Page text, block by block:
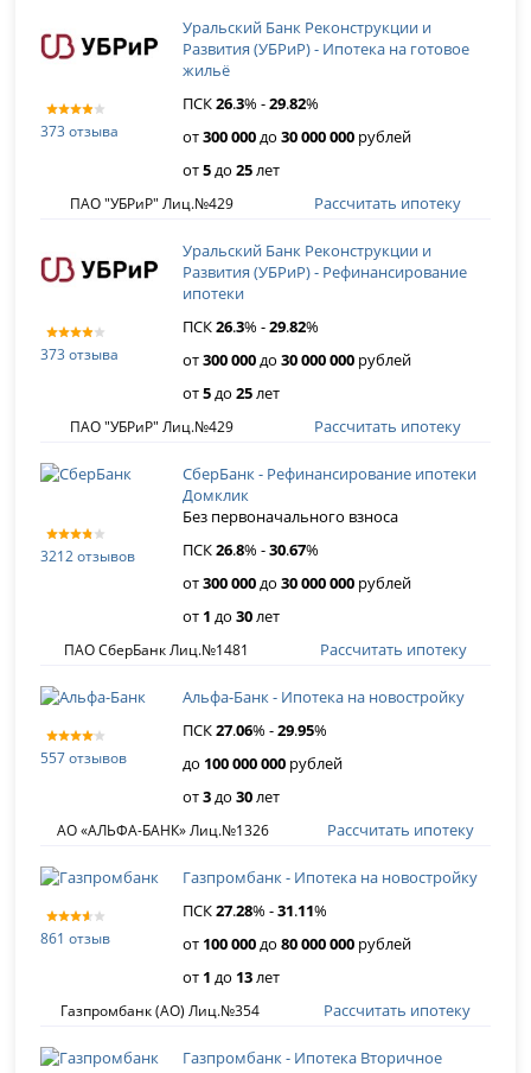
373 отзыва
Уральский Банк Реконструкции и
Развития (УБРиР) - Ипотека на готовое
жильё
ПСК26.3% -29.82%
от300 000до30 000 000 рублей
от5до25лет
ПАО "УБРиР" Лиц.№429 Рассчитать ипотеку
373 отзыва
Уральский Банк Реконструкции и
Развития (УБРиР) - Рефинансирование
ипотеки
ПСК26.3% -29.82%
от300 000до30 000 000 рублей
от5до25лет
ПАО "УБРиР" Лиц.№429 Рассчитать ипотеку
3212 отзывов
СберБанк - Рефинансирование ипотеки
Домклик
Без первоначального взноса
ПСК26.8% -30.67%
от300 000до30 000 000 рублей
от 1 до30лет
ПАО СберБанк Лиц.№1481 Рассчитать ипотеку
557 отзывов
Альфа-Банк - Ипотека на новостройку
ПСК27.06% -29.95%
до 100 000 000 рублей
от3до30лет
АО «АЛЬФА-БАНК» Лиц.№1326 Рассчитать ипотеку
861 отзыв
Газпромбанк - Ипотека на новостройку
ПСК27.28% -31.11%
от 100 000до80 000 000 рублей
от 1 до 13лет
Газпромбанк (АО) Лиц.№354 Рассчитать ипотеку
Газпромбанк - Ипотека Вторичное